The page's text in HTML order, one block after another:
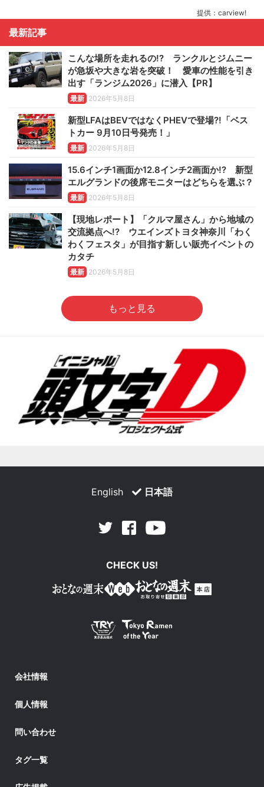
提供：carview!
最新記事
こんな場所を走れるの!? ランクルとジムニー
が急坂や大きな岩を突破！ 愛車の性能を引き
出す「ランジム2026」に潜入【PR】
最新 2026年5月8日
新型LFAはBEVではなくPHEVで登場?!「ベス
トカー 9月10日号発売！」
最新 2026年5月8日
15.6インチ1画面か12.8インチ2画面か!? 新型
エルグランドの後席モニターはどちらを選ぶ？
最新 2026年5月8日
【現地レポート】「クルマ屋さん」から地域の
交流拠点へ!? ウエインズトヨタ神奈川「わく
わくフェスタ」が目指す新しい販売イベントの
カタチ
最新 2026年5月8日
もっと見る
English 日本語
Twitter Facebook
CHECK US!
会社情報
個人情報
問い合わせ
タグ一覧